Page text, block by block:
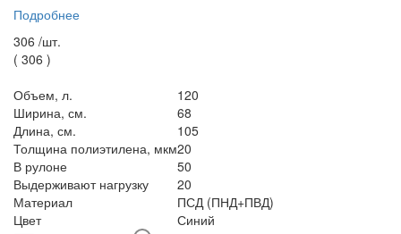
Подробнее
306 /шт.
( 306 )
Объем, л.
120
Ширина, см.
68
Длина, см.
105
Толщина полиэтилена, мкм20
В рулоне
50
Выдерживают нагрузку
20
Материал
ПСД (ПНД+ПВД)
Цвет
Синий